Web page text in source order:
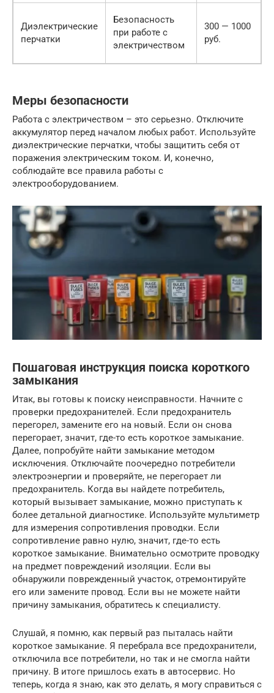
Диэлектрические
перчатки
Безопасность
при работе с
электричеством
300 — 1000
руб.
Меры безопасности
Работа с электричеством – это серьезно. Отключите
аккумулятор перед началом любых работ. Используйте
диэлектрические перчатки, чтобы защитить себя от
поражения электрическим током. И, конечно,
соблюдайте все правила работы с
электрооборудованием.
Пошаговая инструкция поиска короткого
замыкания
Итак, вы готовы к поиску неисправности. Начните с
проверки предохранителей. Если предохранитель
перегорел, замените его на новый. Если он снова
перегорает, значит, где-то есть короткое замыкание.
Далее, попробуйте найти замыкание методом
исключения. Отключайте поочередно потребители
электроэнергии и проверяйте, не перегорает ли
предохранитель. Когда вы найдете потребитель,
который вызывает замыкание, можно приступать к
более детальной диагностике. Используйте мультиметр
для измерения сопротивления проводки. Если
сопротивление равно нулю, значит, где-то есть
короткое замыкание. Внимательно осмотрите проводку
на предмет повреждений изоляции. Если вы
обнаружили поврежденный участок, отремонтируйте
его или замените провод. Если вы не можете найти
причину замыкания, обратитесь к специалисту.
Слушай, я помню, как первый раз пыталась найти
короткое замыкание. Я перебрала все предохранители,
отключила все потребители, но так и не смогла найти
причину. В итоге пришлось ехать в автосервис. Но
теперь, когда я знаю, как это делать, я могу справиться с